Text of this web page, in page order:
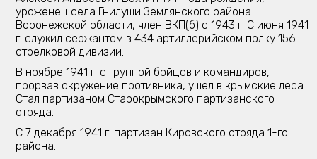
уроженец села Гнилуши Землянского района
Воронежской области, член ВКП(б) с 1943 г. С июня 1941
г. служил сержантом в 434 артиллерийском полку 156
стрелковой дивизии.
В ноябре 1941 г. с группой бойцов и командиров,
прорвав окружение противника, ушел в крымские леса.
Стал партизаном Старокрымского партизанского
отряда.
С 7 декабря 1941 г. партизан Кировского отряда 1-го
района.